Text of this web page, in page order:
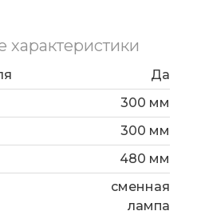
Да
300 мм
300 мм
480 мм
сменная
лампа